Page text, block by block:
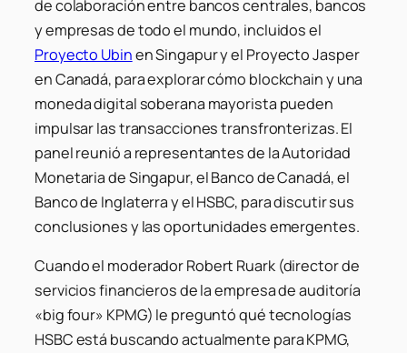
de colaboración entre bancos centrales, bancos
y empresas de todo el mundo, incluidos el
Proyecto Ubinen Singapur y el Proyecto Jasper
en Canadá, para explorar cómo blockchain y una
moneda digital soberana mayorista pueden
impulsar las transacciones transfronterizas. El
panel reunió a representantes de la Autoridad
Monetaria de Singapur, el Banco de Canadá, el
Banco de Inglaterra y el HSBC, para discutir sus
conclusiones y las oportunidades emergentes.
Cuando el moderador Robert Ruark (director de
servicios financieros de la empresa de auditoría
«big four» KPMG) le preguntó qué tecnologías
HSBC está buscando actualmente para KPMG,